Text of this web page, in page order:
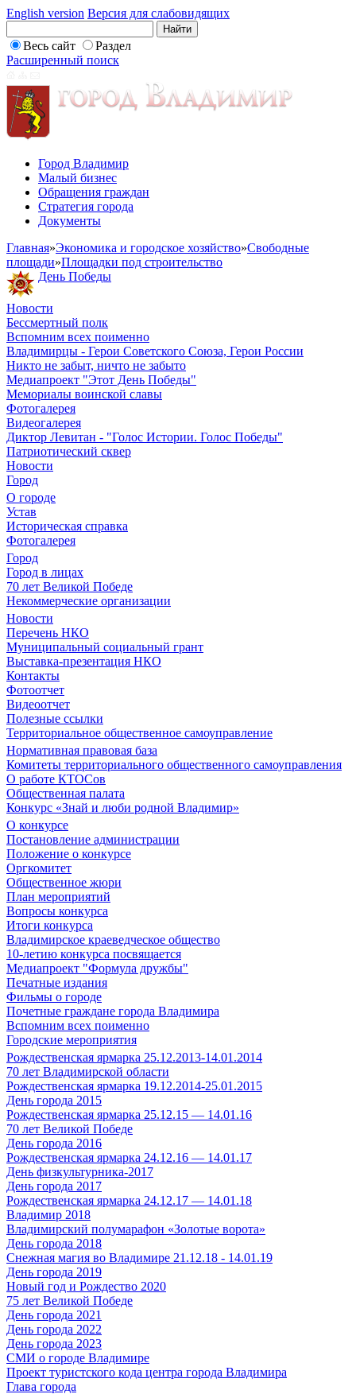
English version Версия для слабовидящих
Весь сайт
Раздел
Расширенный поиск
Город Владимир
Малый бизнес
Обращения граждан
Стратегия города
Документы
Главная»Экономика и городское хозяйство»Свободные
площади»Площадки под строительство
День Победы
Новости
Бессмертный полк
Вспомним всех поименно
Владимирцы - Герои Советского Союза, Герои России
Никто не забыт, ничто не забыто
Медиапроект "Этот День Победы"
Мемориалы воинской славы
Фотогалерея
Видеогалерея
Диктор Левитан - "Голос Истории. Голос Победы"
Патриотический сквер
Новости
Город
О городе
Устав
Историческая справка
Фотогалерея
Город
Город в лицах
70 лет Великой Победе
Некоммерческие организации
Новости
Перечень НКО
Муниципальный социальный грант
Выставка-презентация НКО
Контакты
Фотоотчет
Видеоотчет
Полезные ссылки
Территориальное общественное самоуправление
Нормативная правовая база
Комитеты территориального общественного самоуправления
О работе КТОСов
Общественная палата
Конкурс «Знай и люби родной Владимир»
О конкурсе
Постановление администрации
Положение о конкурсе
Оргкомитет
Общественное жюри
План мероприятий
Вопросы конкурса
Итоги конкурса
Владимирское краеведческое общество
10-летию конкурса посвящается
Медиапроект "Формула дружбы"
Печатные издания
Фильмы о городе
Почетные граждане города Владимира
Вспомним всех поименно
Городские мероприятия
Рождественская ярмарка 25.12.2013-14.01.2014
70 лет Владимирской области
Рождественская ярмарка 19.12.2014-25.01.2015
День города 2015
Рождественская ярмарка 25.12.15 — 14.01.16
70 лет Великой Победе
День города 2016
Рождественская ярмарка 24.12.16 — 14.01.17
День физкультурника-2017
День города 2017
Рождественская ярмарка 24.12.17 — 14.01.18
Владимир 2018
Владимирский полумарафон «Золотые ворота»
День города 2018
Снежная магия во Владимире 21.12.18 - 14.01.19
День города 2019
Новый год и Рождество 2020
75 лет Великой Победе
День города 2021
День города 2022
День города 2023
СМИ о городе Владимире
Проект туристского кода центра города Владимира
Глава города